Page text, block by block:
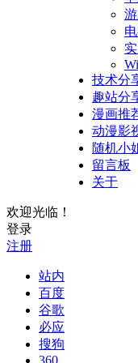
技术分
趣站分
漫画推
动漫影
随机小
留言板
关于
欢迎光临！
登录
注册
站内
百度
谷歌
必应
搜狗
360